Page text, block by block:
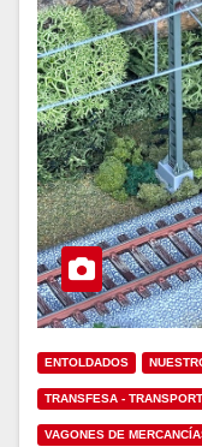
ENTOLDADOS
TRANSFESA -
VAGONES DE